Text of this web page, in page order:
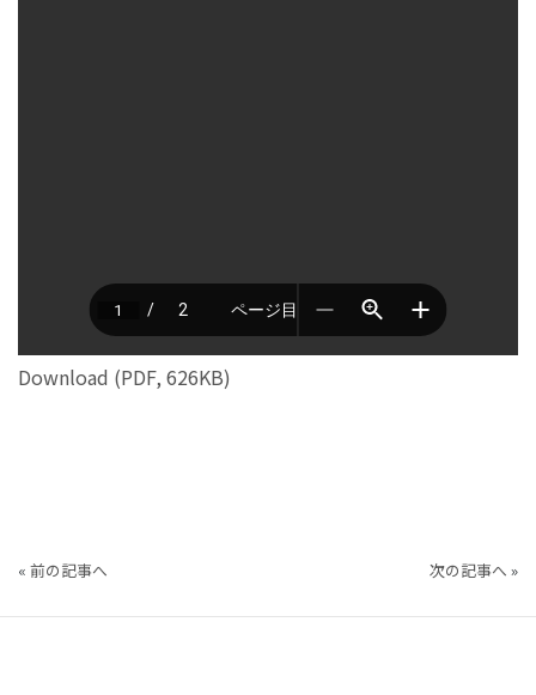
Download (PDF, 626KB)
« 前の記事へ 次の記事へ »